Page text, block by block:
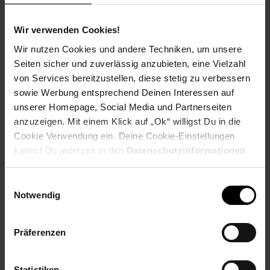
Wir verwenden Cookies!
Wir nutzen Cookies und andere Techniken, um unsere
Seiten sicher und zuverlässig anzubieten, eine Vielzahl
von Services bereitzustellen, diese stetig zu verbessern
sowie Werbung entsprechend Deinen Interessen auf
unserer Homepage, Social Media und Partnerseiten
anzuzeigen. Mit einem Klick auf „Ok“ willigst Du in die
Cookie Verwendung ein. Deine Cookie-Einstellungen
kannst Du jederzeit in den Datenschutzinformationen
ändern bzw. widerrufen.
Notwendig
Präferenzen
Ausbildungsdauer: 2 Jahre
Bewerbungen ab: Einem Jahr vor
Ausbildungsbeginn
Schulabschluss: Hauptschulabschluss
Bewerben per Formular